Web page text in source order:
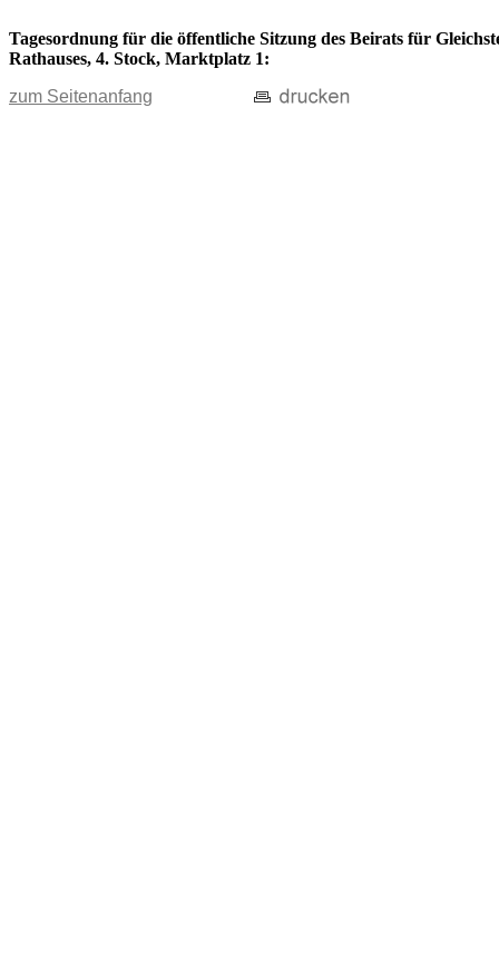
Tagesordnung für die öffentliche Sitzung des Beirats für
Rathauses, 4. Stock, Marktplatz 1:
zum Seitenanfang